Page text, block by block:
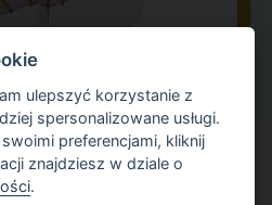
ulepszyć korzystanie z
spersonalizowane usługi.
preferencjami, kliknij
znajdziesz w dziale o
.